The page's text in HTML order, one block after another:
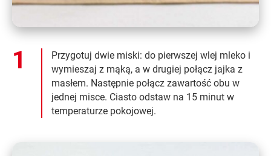
Przygotuj dwie miski: do pierwszej wlej mleko i
wymieszaj z mąką, a w drugiej połącz jajka z
masłem. Następnie połącz zawartość obu w
jednej misce. Ciasto odstaw na 15 minut w
temperaturze pokojowej.